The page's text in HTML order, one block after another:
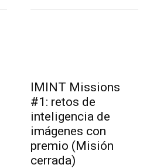
IMINT Missions
#1: retos de
inteligencia de
imágenes con
premio (Misión
cerrada)